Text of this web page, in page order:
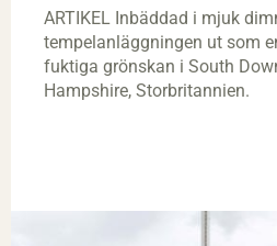
ARTIKEL Inbäddad i mjuk
tempelanläggningen ut som
fuktiga grönskan i South
Hampshire, Storbritannien.